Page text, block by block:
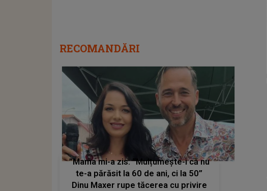
RECOMANDĂRI
”Mama mi-a zis: “Mulțumește-i că nu
te-a părăsit la 60 de ani, ci la 50”
Dinu Maxer rupe tăcerea cu privire